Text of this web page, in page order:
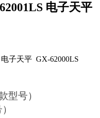
电子天平
子天平 GX-62000LS
型号）